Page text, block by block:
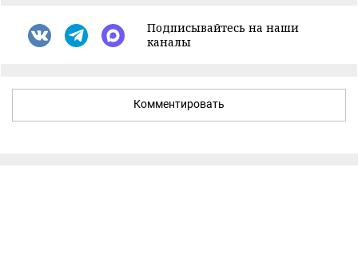
Подписывайтесь на наши
каналы
Комментировать